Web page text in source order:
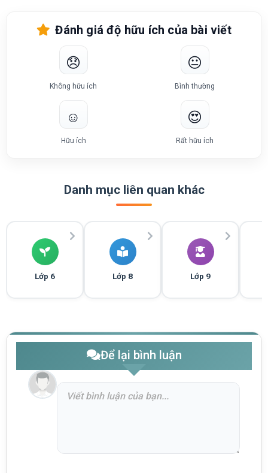
Đánh giá độ hữu ích của bài viết
😞
Không hữu ích
😐
Bình thường
☺️
Hữu ích
😍
Rất hữu ích
Danh mục liên quan khác
Lớp 6 Lớp 8 Lớp 9
Để lại bình luận